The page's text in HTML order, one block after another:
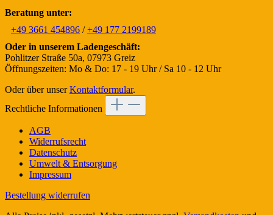
Beratung unter:
+49 3661 454896 /+49 177 2199189
Oder in unserem Ladengeschäft:
Pohlitzer Straße 50a, 07973 Greiz
Öffnungszeiten: Mo & Do: 17 - 19 Uhr / Sa 10 - 12 Uhr
Oder über unserKontaktformular.
Rechtliche Informationen
AGB
Widerrufsrecht
Datenschutz
Umwelt & Entsorgung
Impressum
Bestellung widerrufen